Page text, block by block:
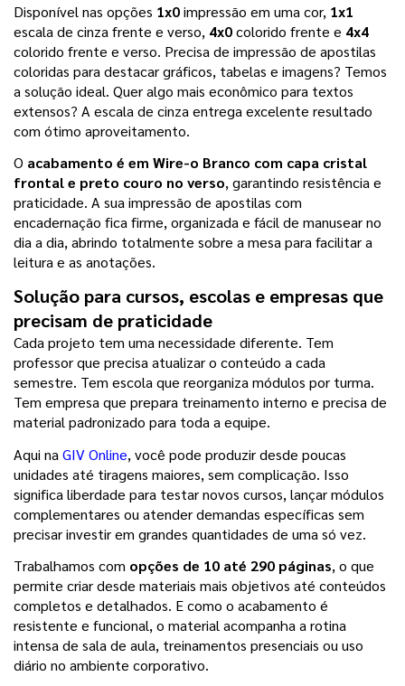
Disponível nas opções 1x0 impressão em uma cor, 1x1
escala de cinza frente e verso, 4x0 colorido frente e 4x4
colorido frente e verso. Precisa de impressão de apostilas
coloridas para destacar gráficos, tabelas e imagens? Temos
a solução ideal. Quer algo mais econômico para textos
extensos? A escala de cinza entrega excelente resultado
com ótimo aproveitamento.
O acabamento é em Wire-o Branco com capa cristal
frontal e preto couro no verso, garantindo resistência e
praticidade. A sua impressão de apostilas com
encadernação fica firme, organizada e fácil de manusear no
dia a dia, abrindo totalmente sobre a mesa para facilitar a
leitura e as anotações.
Solução para cursos, escolas e empresas que
precisam de praticidade
Cada projeto tem uma necessidade diferente. Tem
professor que precisa atualizar o conteúdo a cada
semestre. Tem escola que reorganiza módulos por turma.
Tem empresa que prepara treinamento interno e precisa de
material padronizado para toda a equipe.
Aqui na GIV Online, você pode produzir desde poucas
unidades até tiragens maiores, sem complicação. Isso
significa liberdade para testar novos cursos, lançar módulos
complementares ou atender demandas específicas sem
precisar investir em grandes quantidades de uma só vez.
Trabalhamos com opções de 10 até 290 páginas, o que
permite criar desde materiais mais objetivos até conteúdos
completos e detalhados. E como o acabamento é
resistente e funcional, o material acompanha a rotina
intensa de sala de aula, treinamentos presenciais ou uso
diário no ambiente corporativo.